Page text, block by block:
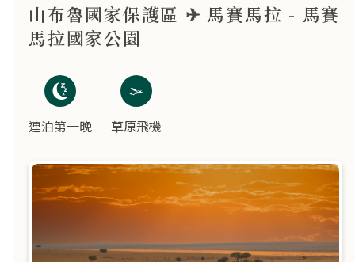
山布魯國家保護區 ✈ 馬賽馬拉 - 馬賽
馬拉國家公園
連泊第一晚 草原飛機